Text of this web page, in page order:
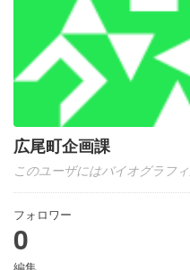
広尾町企画課
このユーザにはバイオグラフ
フォロワー
0